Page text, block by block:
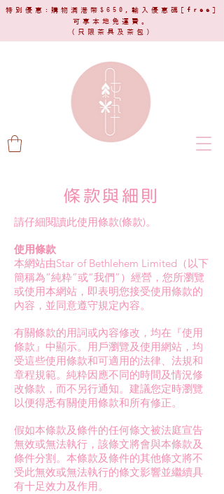
特別優惠:購物滿港幣$650,輸入優惠碼[ free ]
可享本地免運費。
(只限茶具及茶包)​
條款與細則
請仔細閱讀此使用條款(條款)。
使用條款
本網站由Star of Bethlehem Limited（以下
簡稱為“純粋”或“我們”）經營，您所瀏覽
或使用本網站，即表明您接受使用條款的
內容，並同意遵守規定內容。
有關條款的用詞或內容修改，均在『使用
條款』中顯示。用戶瀏覽及使用網站，均
受這些使用條款和可適用的法律、法規和
章程規範。純粋因應不同的時間及情況修
改條款，而不另行通知。建議您定時瀏覽
以便得悉有關使用條款和所有修正。
假如本條款及條件的任何條文被法庭宣告
無效或無法執行，該條文將會與本條款及
條件分割。本條款及條件的其他條文將不
受此無效或無法執行的條文影響並繼續具
有十足效力及作用。